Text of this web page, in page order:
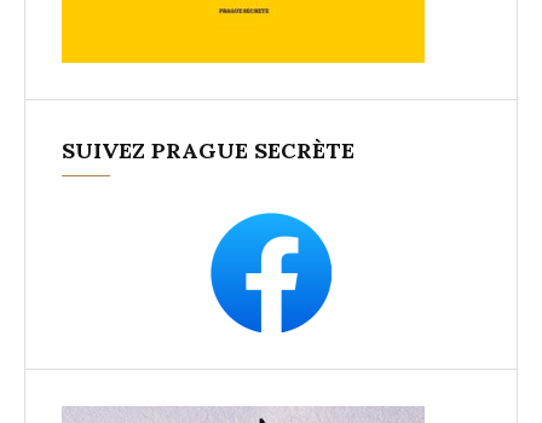
SUIVEZ PRAGUE SECRÈTE